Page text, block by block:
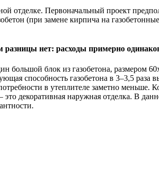
отделке. Первоначальный проект
(при замене кирпича на
нет: расходы примерно
большой блок из газобетона, размером
способность газобетона в 3–3,5 раза
в утеплителе заметно меньше.
декоративная наружная отделка. В